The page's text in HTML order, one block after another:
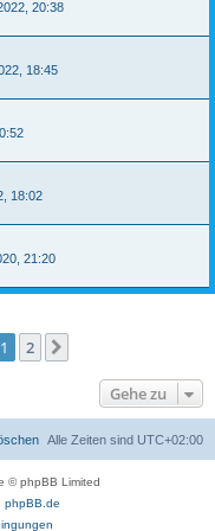
20:38
18:45
18:02
21:20
1 2
Gehe zu
Alle Zeiten sind UTC+02:00
© phpBB Limited
phpBB.de